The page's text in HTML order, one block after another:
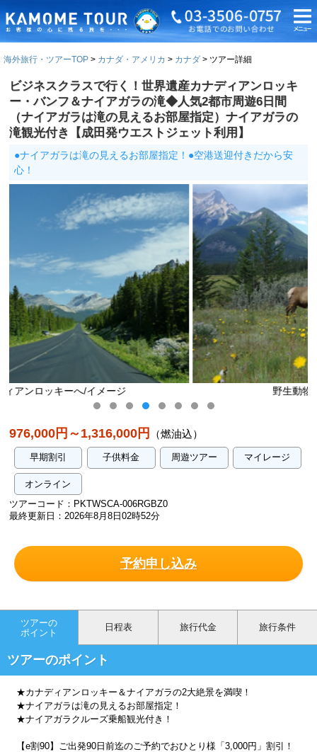
海外旅行・ツアーTOP カナダ・アメリカ カナダ ツアー詳細
ビジネスクラスで行く！世界遺産カナディアンロッキ
ー・バンフ＆ナイアガラの滝◆人気2都市周遊6日間
（ナイアガラは滝の見えるお部屋指定）ナイアガラの
滝観光付き【成田発ウエストジェット利用】
●ナイアガラは滝の見えるお部屋指定！●空港送迎付きだから安
心！
野生動物との出会い/イメージ
976,000円～1,316,000円 （燃油込）
早期割引 子供料金 周遊ツアー マイレージ
オンライン
ツアーコード：PKTWSCA-006RGBZ0
最終更新日：2026年8月8日02時52分
予約申し込み
ツアーの
ポイント
日程表 旅行代金 旅行条件
ツアーのポイント
★カナディアンロッキー＆ナイアガラの2大絶景を満喫！
★ナイアガラは滝の見えるお部屋指定！
★ナイアガラクルーズ乗船観光付き！
【e割90】ご出発90日前迄のご予約でおひとり様「3,000円」割引！